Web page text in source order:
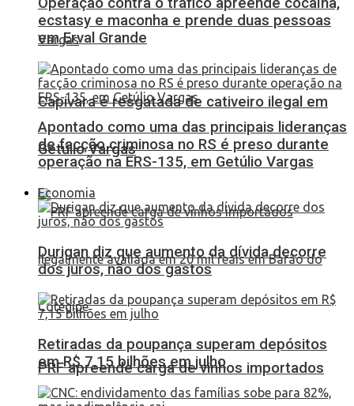
Capivara é resgatada de cativeiro ilegal em
Getúlio Vargas
PRF apreende carga de vinhos importados
ecstasy e maconha e prende duas pessoas
em Erval Grande
Apontado como uma das principais lideranças
de facção criminosa no RS é preso durante
operação na ERS-135, em Getúlio Vargas
Economia
Durigan diz que aumento da dívida decorre
dos juros, não dos gastos
Retiradas da poupança superam depósitos
em R$ 7,15 bilhões em julho